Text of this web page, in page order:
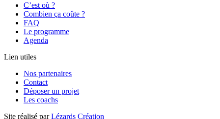
C’est où ?
Combien ça coûte ?
FAQ
Le programme
Agenda
Lien utiles
Nos partenaires
Contact
Déposer un projet
Les coachs
Site réalisé parLézards Création